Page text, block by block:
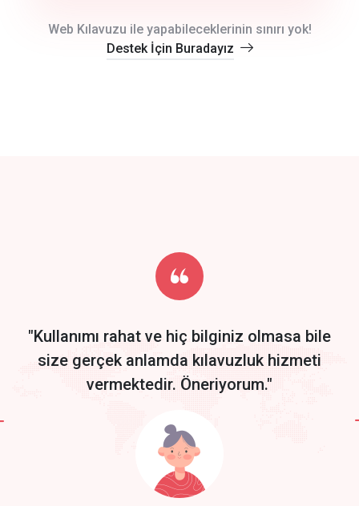
Start by trying our service for 30 days free trial no credit card
required.
Web Kılavuzu ile yapabileceklerinin sınırı yok!
Destek İçin Buradayız
"Kullanımı rahat ve hiç bilginiz olmasa bile
size gerçek anlamda kılavuzluk hizmeti
vermektedir. Öneriyorum."